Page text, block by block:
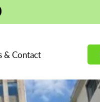
& Contact